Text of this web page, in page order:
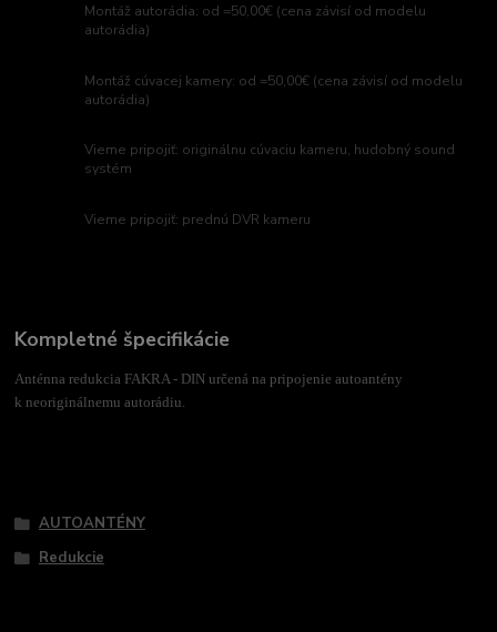
Montáž autorádia: od =50,00€ (cena závisí od modelu
autorádia)
Montáž cúvacej kamery: od =50,00€ (cena závisí od modelu
autorádia)
Vieme pripojiť: originálnu cúvaciu kameru, hudobný sound
systém
Vieme pripojiť: prednú DVR kameru
Kompletné špecifikácie
Anténna redukcia FAKRA - DIN určená na pripojenie autoantény
k neoriginálnemu autorádiu.
AUTOANTÉNY
Redukcie